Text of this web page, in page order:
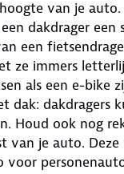
van je auto.
dakdrager een
een
ze immers
als een e-bike
dak: dakdragers
Houd ook nog
van je auto.
voor